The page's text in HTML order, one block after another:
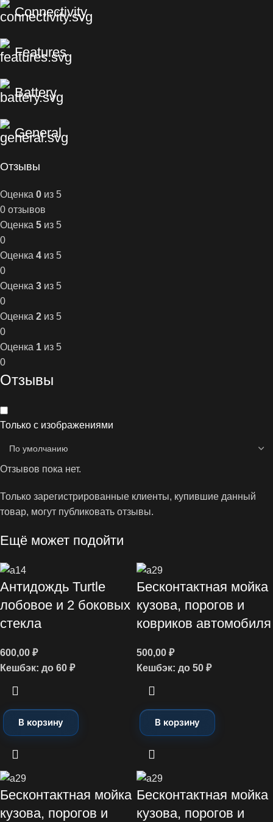
Connectivity
Features
Battery
General
Отзывы
Оценка 0 из 5
0 отзывов
Оценка 5 из 5
0
Оценка 4 из 5
0
Оценка 3 из 5
0
Оценка 2 из 5
0
Оценка 1 из 5
0
Отзывы
Только с изображениями
Отзывов пока нет.
Только зарегистрированные клиенты, купившие данный
товар, могут публиковать отзывы.
Ещё может подойти
Антидождь Turtle
лобовое и 2 боковых
стекла
600,00 ₽
Кешбэк: до 60 ₽
В корзину
Бесконтактная мойка
кузова, порогов и
ковриков автомобиля
500,00 ₽
Кешбэк: до 50 ₽
В корзину
Бесконтактная мойка
кузова, порогов и
Бесконтактная мойка
кузова, порогов и